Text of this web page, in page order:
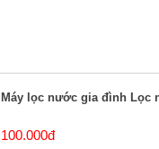
Máy lọc nước gia đình Lọc
100.000đ